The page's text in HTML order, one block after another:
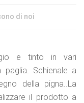
di noi
e tinto in vari
Schienale a
della pigna..La
il prodotto a